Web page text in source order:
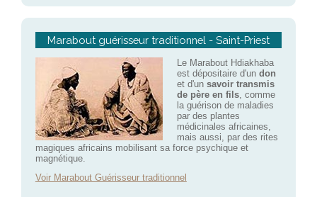
Marabout guérisseur traditionnel - Saint-Priest
Le Marabout Hdiakhaba
est dépositaire d'un don
et d'un savoir transmis
de père en fils, comme
la guérison de maladies
par des plantes
médicinales africaines,
mais aussi, par des rites
magiques africains mobilisant sa force psychique et
magnétique.
Voir Marabout Guérisseur traditionnel